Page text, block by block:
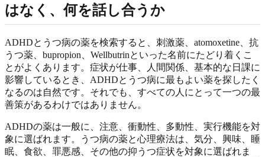
はなく、何を話し合うか
ADHDとうつ病の薬を検索すると、刺激薬、atomoxetine、抗
うつ薬、bupropion、Wellbutrinといった名前にたどり着くこ
とがよくあります。症状が仕事、人間関係、基本的な日課に
影響しているとき、ADHDとうつ病に最もよい薬を探したく
なるのは自然です。それでも、すべての人にとって一つの最
善策があるわけではありません。
ADHDの薬は一般に、注意、衝動性、多動性、実行機能を対
象に選ばれます。うつ病の薬と心理療法は、気分、興味、睡
眠、食欲、罪悪感、その他の抑うつ症状を対象に選ばれま